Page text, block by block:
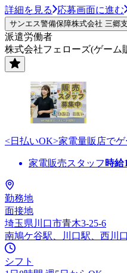
詳細を見る 応募画面に進む
サンエス警備保障株式会社 三郷
派遣労働者
株式会社フェローズ(ゲーム
<日払いOK>家電量販店で
家電販売スタッフ 時給
勤務地
面接地
埼玉県川口市青木3-25-6
南鳩ケ谷駅、川口駅、西川
シフト